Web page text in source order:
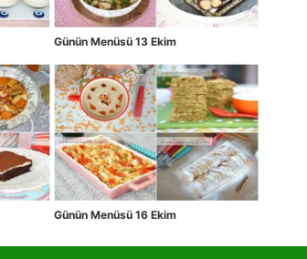
Günün Menüsü 13 Ekim
Günün Menüsü 16 Ekim